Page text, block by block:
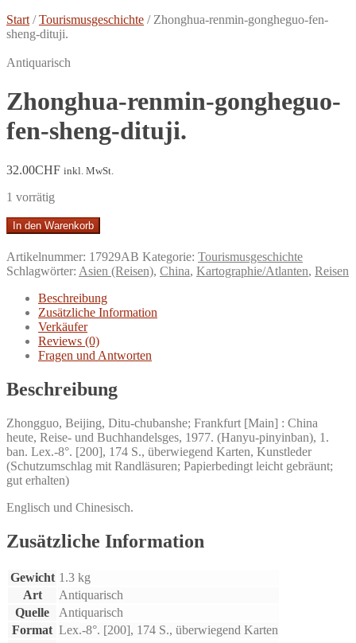
Start /Tourismusgeschichte / Zhonghua-renmin-gongheguo-fen-
sheng-dituji.
Antiquarisch
Zhonghua-renmin-gongheguo-
fen-sheng-dituji.
32.00CHF inkl. MwSt.
1 vorrätig
Zhonghua-
renmin-
gongheguo-
fen-
sheng-
dituji.
Menge
In den Warenkorb
Artikelnummer: 17929AB Kategorie: Tourismusgeschichte
Schlagwörter: Asien (Reisen), China, Kartographie/Atlanten, Reisen
Beschreibung
Zusätzliche Information
Verkäufer
Reviews (0)
Fragen und Antworten
Beschreibung
Zhongguo, Beijing, Ditu-chubanshe; Frankfurt [Main] : China
heute, Reise- und Buchhandelsges, 1977. (Hanyu-pinyinban), 1.
ban. Lex.-8°. [200], 174 S., überwiegend Karten, Kunstleder
(Schutzumschlag mit Randläsuren; Papierbedingt leicht gebräunt;
gut erhalten)
Englisch und Chinesisch.
Zusätzliche Information
Gewicht 1.3 kg
Art
Antiquarisch
Quelle
Antiquarisch
Format Lex.-8°. [200], 174 S., überwiegend Karten